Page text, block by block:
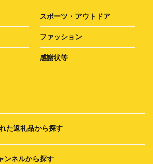
スポーツ・アウトドア
ファッション
感謝状等
た返礼品から探す
ンネルから探す